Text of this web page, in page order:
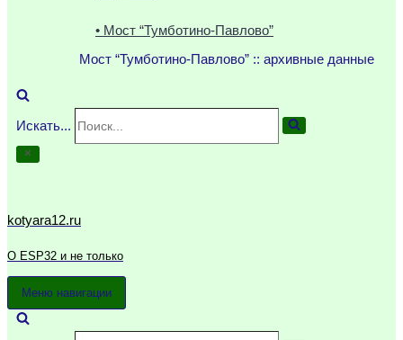
• Мост “Тумботино-Павлово”
Мост “Тумботино-Павлово” :: архивные данные
Искать...
kotyara12.ru
О ESP32 и не только
Меню навигации